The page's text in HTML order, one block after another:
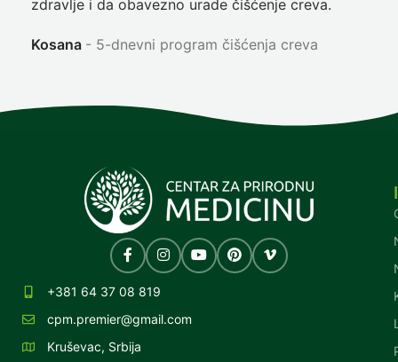
zdravlje i da obavezno urade čišćenje creva.
Kosana 5-dnevni program čišćenja creva
+381 64 37 08 819
cpm.premier@gmail.com
Kruševac, Srbija